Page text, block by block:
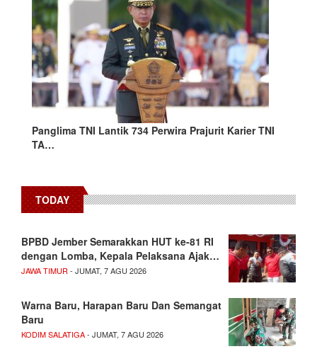
Panglima TNI Lantik 734 Perwira Prajurit Karier TNI
TA…
TODAY
BPBD Jember Semarakkan HUT ke-81 RI
dengan Lomba, Kepala Pelaksana Ajak…
JAWA TIMUR- JUMAT, 7 AGU 2026
Warna Baru, Harapan Baru Dan Semangat
Baru
KODIM SALATIGA- JUMAT, 7 AGU 2026